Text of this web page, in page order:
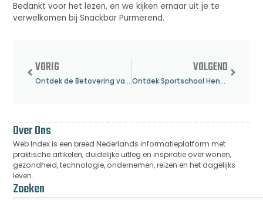
Bedankt voor het lezen, en we kijken ernaar uit je te
verwelkomen bij Snackbar Purmerend.
VORIG
Ontdek de Betovering van Bed and Breakfast Hengelo
VOLGEND
Ontdek Sportschool Hengelo – Jouw Gids voor Fitness en Gezondheid
Over Ons
Web Index is een breed Nederlands informatieplatform met
praktische artikelen, duidelijke uitleg en inspiratie over wonen,
gezondheid, technologie, ondernemen, reizen en het dagelijks
leven.
Zoeken